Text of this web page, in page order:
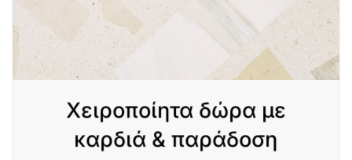
Χειροποίητα δώρα με
καρδιά & παράδοση